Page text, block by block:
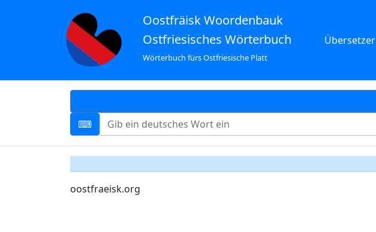
Oostfräisk Woordenbauk
Ostfriesisches Wörterbuch
Wörterbuch fürs Ostfriesische Platt
Übersetzer
oostfraeisk.org